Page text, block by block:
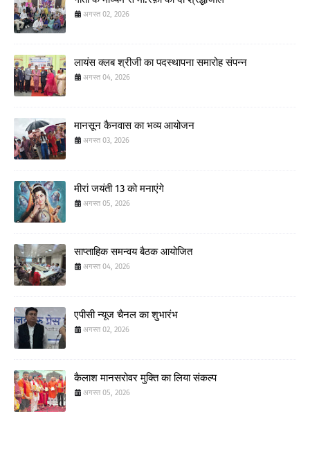
अगस्त 02, 2026
लायंस क्लब श्रीजी का पदस्थापना समारोह संपन्न
अगस्त 04, 2026
मानसून कैनवास का भव्य आयोजन
अगस्त 03, 2026
मीरां जयंती 13 को मनाएंगे
अगस्त 05, 2026
साप्ताहिक समन्वय बैठक आयोजित
अगस्त 04, 2026
एपीसी न्यूज चैनल का शुभारंभ
अगस्त 02, 2026
कैलाश मानसरोवर मुक्ति का लिया संकल्प
अगस्त 05, 2026